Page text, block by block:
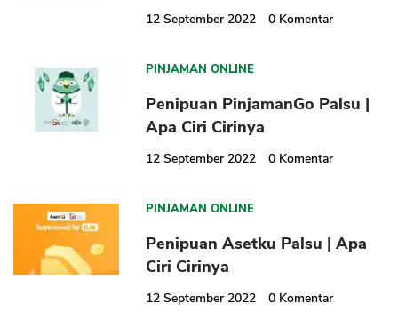
12 September 2022 0 Komentar
PINJAMAN ONLINE
Penipuan PinjamanGo Palsu |
Apa Ciri Cirinya
12 September 2022 0 Komentar
PINJAMAN ONLINE
Penipuan Asetku Palsu | Apa
Ciri Cirinya
12 September 2022 0 Komentar